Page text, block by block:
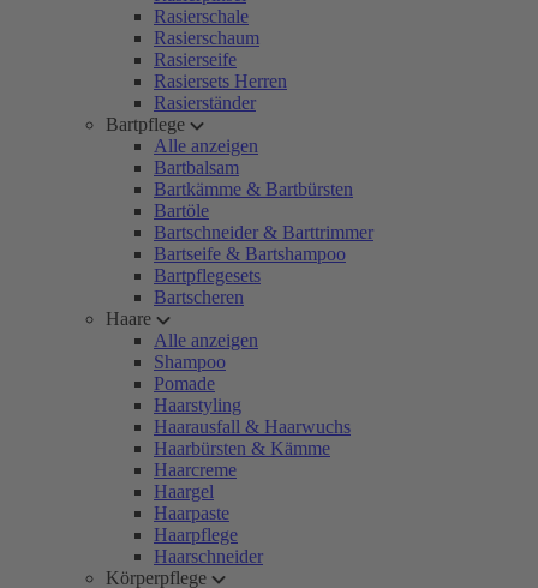
Rasierschale
Rasierschaum
Rasierseife
Rasiersets Herren
Rasierständer
Bartpflege
Alle anzeigen
Bartbalsam
Bartkämme & Bartbürsten
Bartöle
Bartschneider & Barttrimmer
Bartseife & Bartshampoo
Bartpflegesets
Bartscheren
Haare
Alle anzeigen
Shampoo
Pomade
Haarstyling
Haarausfall & Haarwuchs
Haarbürsten & Kämme
Haarcreme
Haargel
Haarpaste
Haarpflege
Haarschneider
Körperpflege